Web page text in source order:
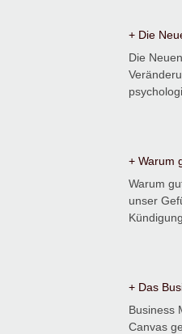
+ Die
Die
+ Warum
Warum
unser
+ Das
Business
Canvas